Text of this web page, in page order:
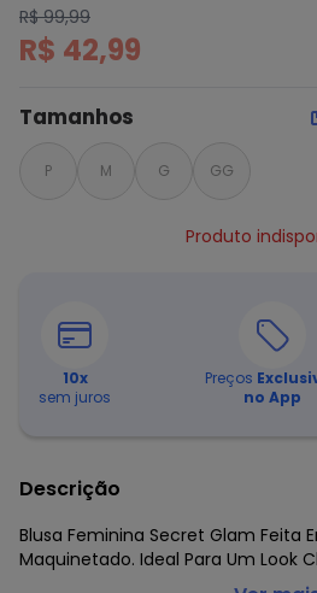
R$ 99,99
R$ 42,99
Tamanhos
P M G GG
Produto
10x
sem juros
Preços
no App
Descrição
Blusa Feminina Secret Glam Feita
Maquinetado. Ideal Para Um Look